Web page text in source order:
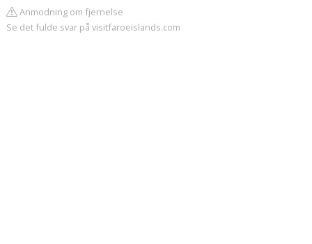
Anmodning om fjernelse
Se det fulde svar på visitfaroeislands.com